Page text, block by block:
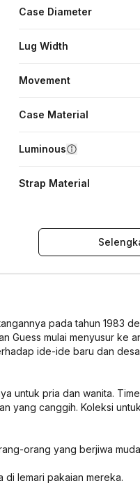
Case Diameter
Lug Width
Movement
Case Material
Luminous
Strap Material
pada tahun 1983
Guess mulai menyusur ke
ide-ide baru dan
untuk pria dan wanita.
yang canggih. Koleksi
orang yang berjiwa
lemari pakaian mereka.